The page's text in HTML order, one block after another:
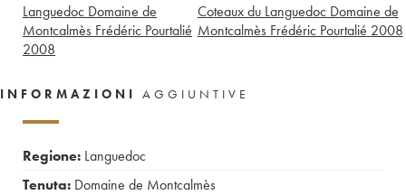
Languedoc Domaine de
Montcalmès Frédéric Pourtalié
2008
Coteaux du Languedoc Domaine de
Montcalmès Frédéric Pourtalié 2008
INFORMAZIONI AGGIUNTIVE
Regione: Languedoc
Tenuta: Domaine de Montcalmès